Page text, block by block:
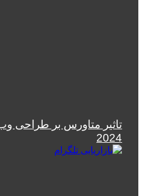
تاثیر متاورس بر طراحی
2024